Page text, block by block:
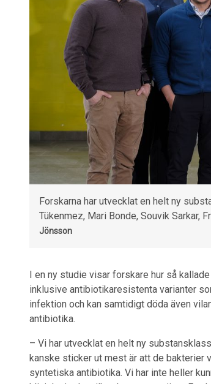
Forskarna har utvecklat en helt ny
Tükenmez, Mari Bonde, Souvik Sarkar,
Jönsson
I en ny studie visar forskare hur så
inklusive antibiotikaresistenta varianter
infektion och kan samtidigt döda även
antibiotika.
– Vi har utvecklat en helt ny
kanske sticker ut mest är att de bakterier
syntetiska antibiotika. Vi har inte heller